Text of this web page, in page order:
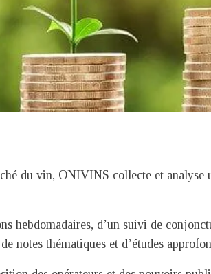
du vin, ONIVINS collecte et analyse
hebdomadaires, d’un suivi de
notes thématiques et d’études